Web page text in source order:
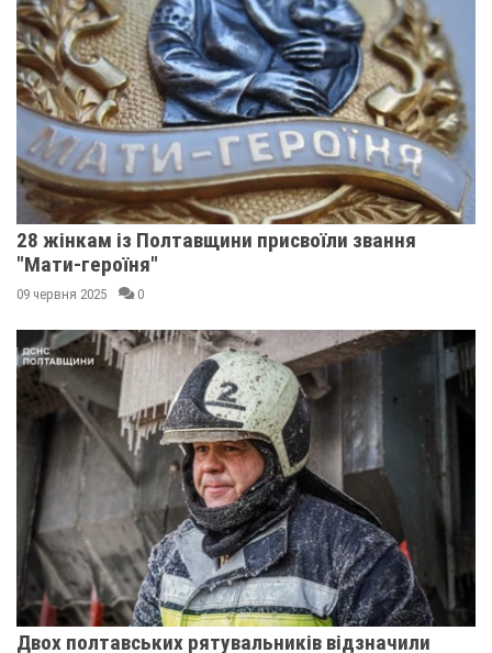
28 жінкам із Полтавщини присвоїли звання
"Мати-героїня"
09 червня 2025 0
Двох полтавських рятувальників відзначили